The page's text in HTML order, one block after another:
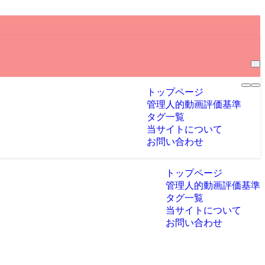
トップページ
管理人的動画評価基準
タグ一覧
当サイトについて
お問い合わせ
トップページ
管理人的動画評価基準
タグ一覧
当サイトについて
お問い合わせ